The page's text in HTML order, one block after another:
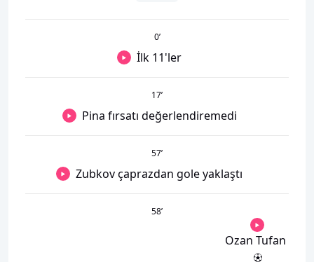
0’
İlk 11'ler
17’
Pina fırsatı değerlendiremedi
57’
Zubkov çaprazdan gole yaklaştı
58’
Ozan Tufan